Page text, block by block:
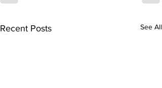
Recent Posts See All